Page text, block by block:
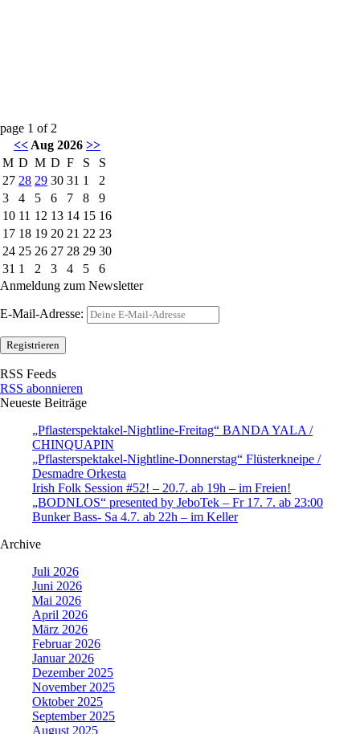
page 1 of 2
<< Aug 2026 >>
M D M D F S
S
27 28 29 30 31 1
2
3
4 5 6 7 8
9
10 11 12 13 14 15 16
17 18 19 20 21 22 23
24 25 26 27 28 29 30
31 1 2 3 4 5
6
Anmeldung zum Newsletter
E-Mail-Adresse:
RSS Feeds
RSS abonnieren
Neueste Beiträge
„Pflasterspektakel-Nightline-Freitag“ BANDA YALA /
CHINQUAPIN
„Pflasterspektakel-Nightline-Donnerstag“ Flüsterkneipe /
Desmadre Orkesta
Irish Folk Session #52! – 20.7. ab 19h – im Freien!
„BODNLOS“ presented by JeboTek – Fr 17. 7. ab 23:00
Bunker Bass- Sa 4.7. ab 22h – im Keller
Archive
Juli 2026
Juni 2026
Mai 2026
April 2026
März 2026
Februar 2026
Januar 2026
Dezember 2025
November 2025
Oktober 2025
September 2025
August 2025